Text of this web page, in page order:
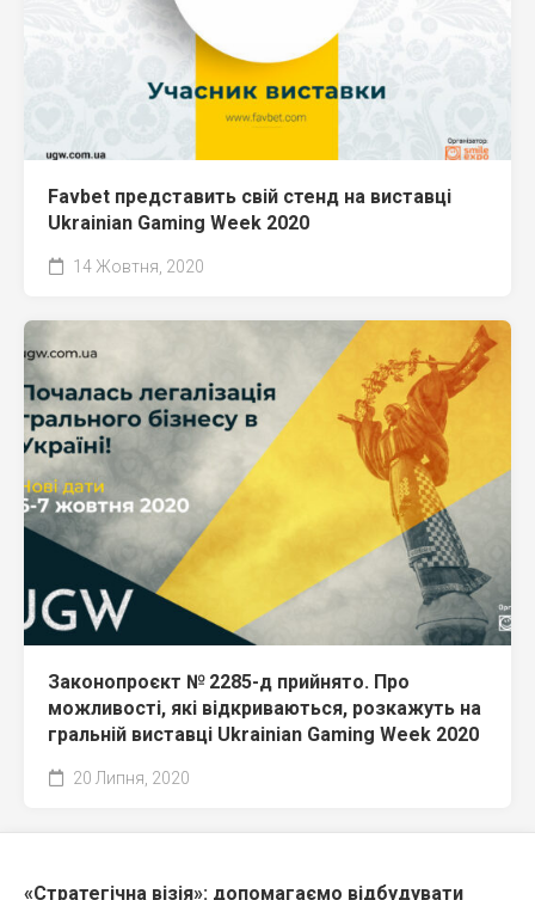
Favbet представить свій стенд на виставці
Ukrainian Gaming Week 2020
14 Жовтня, 2020
Законопроєкт № 2285-д прийнято. Про
можливості, які відкриваються, розкажуть на
гральній виставці Ukrainian Gaming Week 2020
20 Липня, 2020
«Стратегічна візія»: допомагаємо відбудувати